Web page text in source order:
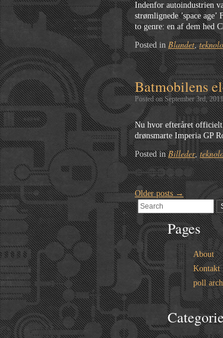
Indenfor autoindustrien
strømlignede ’space
to genre: en af dem
Posted in Blandet,
Batmobilens
Posted on September 3rd, 2011
Nu hvor efteråret officielt
drønsmarte Imperia GP
Posted in Billeder,
Older posts→
Pages
About
Kontakt
poll